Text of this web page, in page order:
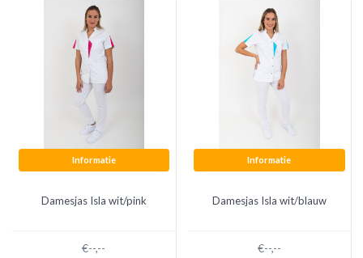
Informatie
Damesjas Isla wit/pink
€--,--
Informatie
Damesjas Isla wit/blauw
€--,--